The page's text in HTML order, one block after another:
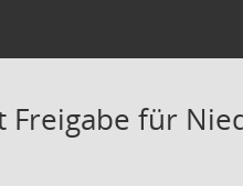
Freigabe für